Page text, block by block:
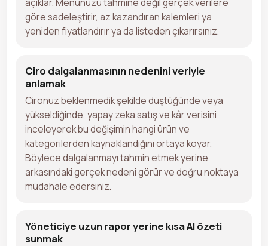
göre sadeleştirir, az kazandıran kalemleri ya
yeniden fiyatlandırır ya da listeden çıkarırsınız.
Ciro dalgalanmasının nedenini veriyle
anlamak
Cironuz beklenmedik şekilde düştüğünde veya
yükseldiğinde, yapay zeka satış ve kâr verisini
inceleyerek bu değişimin hangi ürün ve
kategorilerden kaynaklandığını ortaya koyar.
Böylece dalgalanmayı tahmin etmek yerine
arkasındaki gerçek nedeni görür ve doğru noktaya
müdahale edersiniz.
Yöneticiye uzun rapor yerine kısa AI özeti
sunmak